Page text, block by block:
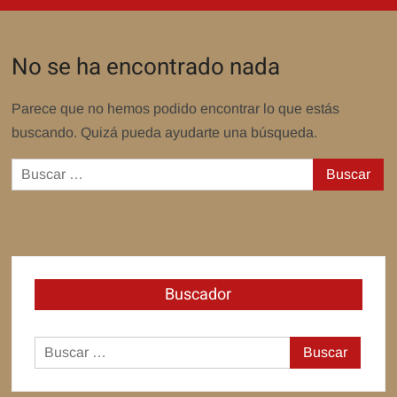
No se ha encontrado nada
Parece que no hemos podido encontrar lo que estás
buscando. Quizá pueda ayudarte una búsqueda.
Buscar:
Buscador
Buscar: